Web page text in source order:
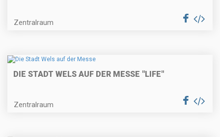
Zentralraum
DIE STADT WELS AUF DER MESSE "LIFE"
Zentralraum